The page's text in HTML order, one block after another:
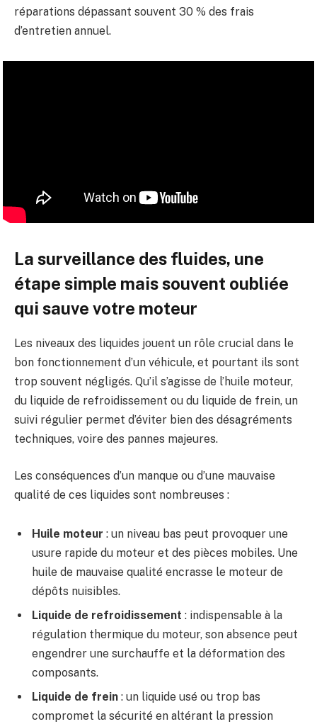
réparations dépassant souvent 30 % des frais
d’entretien annuel.
La surveillance des fluides, une
étape simple mais souvent oubliée
qui sauve votre moteur
Les niveaux des liquides jouent un rôle crucial dans le
bon fonctionnement d’un véhicule, et pourtant ils sont
trop souvent négligés. Qu’il s’agisse de l’huile moteur,
du liquide de refroidissement ou du liquide de frein, un
suivi régulier permet d’éviter bien des désagréments
techniques, voire des pannes majeures.
Les conséquences d’un manque ou d’une mauvaise
qualité de ces liquides sont nombreuses :
Huile moteur : un niveau bas peut provoquer une
usure rapide du moteur et des pièces mobiles. Une
huile de mauvaise qualité encrasse le moteur de
dépôts nuisibles.
Liquide de refroidissement : indispensable à la
régulation thermique du moteur, son absence peut
engendrer une surchauffe et la déformation des
composants.
Liquide de frein : un liquide usé ou trop bas
compromet la sécurité en altérant la pression